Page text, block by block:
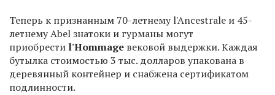
Теперь к признанным 70-летнему l'Ancestrale и 45-
летнему Abel знатоки и гурманы могут
приобрести l'Hommage вековой выдержки. Каждая
бутылка стоимостью 3 тыс. долларов упакована в
деревянный контейнер и снабжена сертификатом
подлинности.